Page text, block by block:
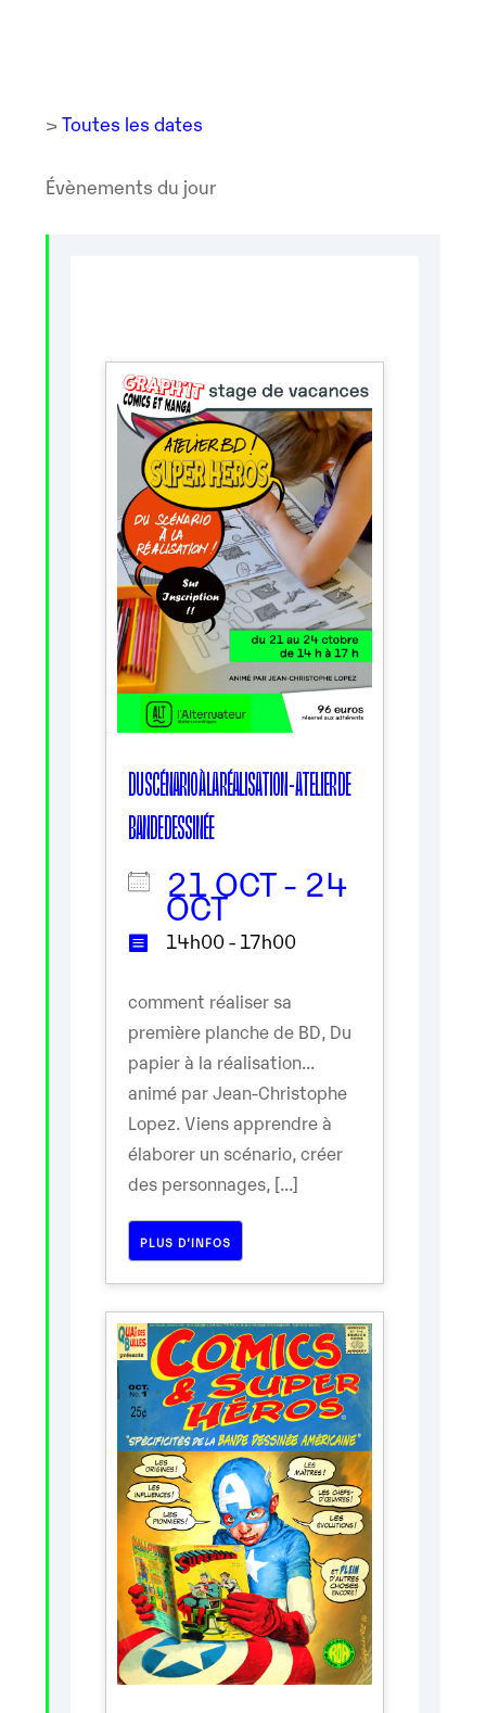
> Toutes les dates
Évènements du jour
DU SCÉNARIO À LA RÉALISATION - ATELIER DE
BANDE DESSINÉE
21 OCT - 24
OCT
14h00 - 17h00
comment réaliser sa
première planche de BD, Du
papier à la réalisation...
animé par Jean-Christophe
Lopez. Viens apprendre à
élaborer un scénario, créer
des personnages, [...]
PLUS D’INFOS